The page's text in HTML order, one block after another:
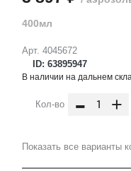
Арт. 4045672
ID: 63895947
400мл
В наличии на дальнем
Кол-во - +
Показать все варианты